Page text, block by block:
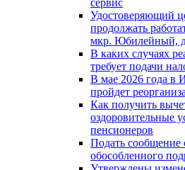
Удостоверяющий
продолжать
мкр. Юбилейный,
В каких случаях
требует подачи
В мае 2026 года в
пройдет
Как получить
оздоровительные
пенсионеров
Подать сообщение
обособленного